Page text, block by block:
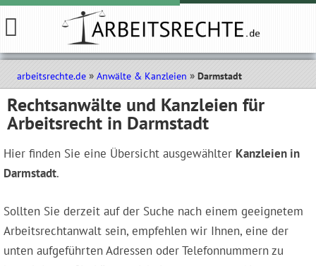
arbeitsrechte.de Anwälte & Kanzleien Darmstadt
Rechtsanwälte und Kanzleien für
Arbeitsrecht in Darmstadt
Hier finden Sie eine Übersicht ausgewählter Kanzleien in
Darmstadt.
Sollten Sie derzeit auf der Suche nach einem geeignetem
Arbeitsrechtanwalt sein, empfehlen wir Ihnen, eine der
unten aufgeführten Adressen oder Telefonnummern zu